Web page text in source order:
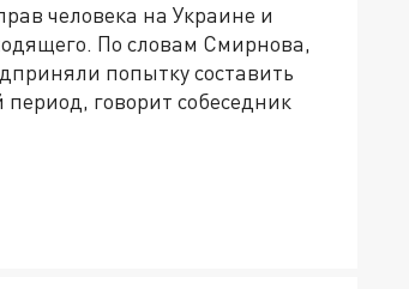
человека на Украине и
По словам Смирнова,
попытку составить
говорит собеседник